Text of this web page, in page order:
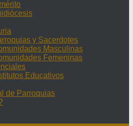
y Sacerdotes
Masculinas
Femeninas
Educativos
de Parroquias